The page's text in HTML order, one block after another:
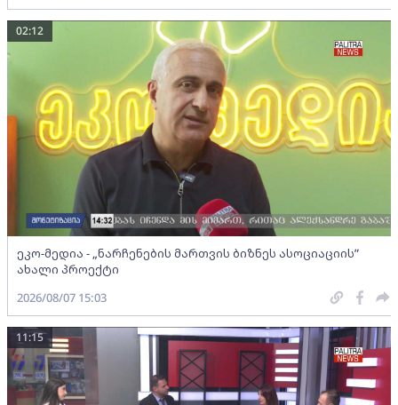
ეკო-მედია - „ნარჩენების მართვის ბიზნეს ასოციაციის”
ახალი პროექტი
02:12
2026/08/07 15:03
11:15